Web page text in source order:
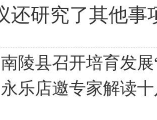
研究了其他事
南陵县召开培育发
乐店邀专家解读